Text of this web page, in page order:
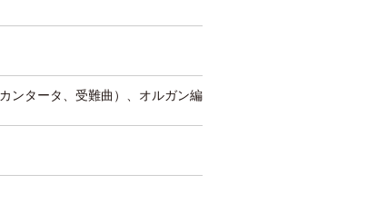
ンタータ、受難曲）、オルガン編